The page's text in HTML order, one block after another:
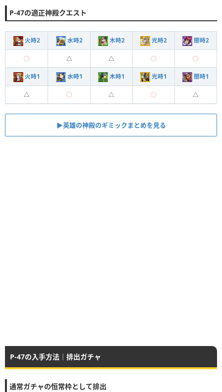
P-47の適正神殿クエスト
火時2 水時2 木時2 光時2 闇時2
◯ △ △ ◯ ◯
火時1 水時1 木時1 光時1 闇時1
△ ◯ △ ◯ △
▶︎︎英雄の神殿のギミックまとめを見る
P-47の入手方法｜排出ガチャ
通常ガチャの恒常枠として排出